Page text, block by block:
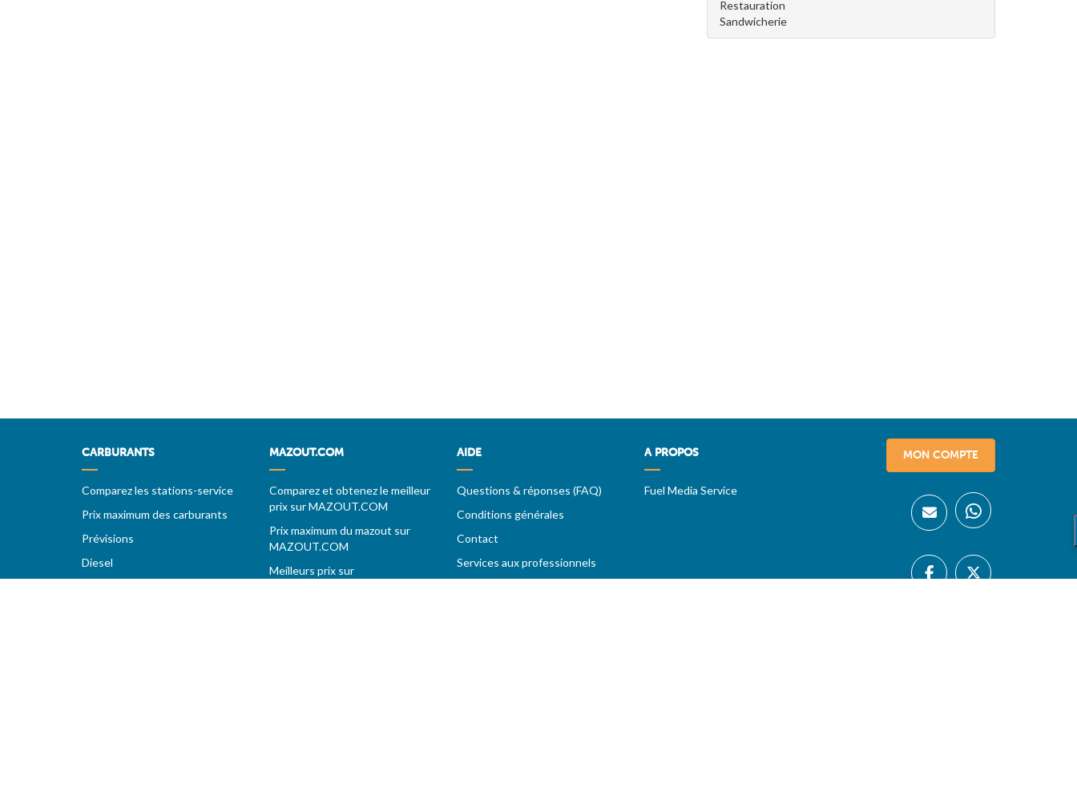
Restauration
Sandwicherie
CARBURANTS
Comparez les stations-service
Prix maximum des carburants
Prévisions
Diesel
MAZOUT.COM
Comparez et obtenez le meilleur
prix sur MAZOUT.COM
Prix maximum du mazout sur
MAZOUT.COM
Meilleurs prix sur
AIDE
Questions & réponses (FAQ)
Conditions générales
Contact
Services aux professionnels
A PROPOS
Fuel Media Service
MON COMPTE